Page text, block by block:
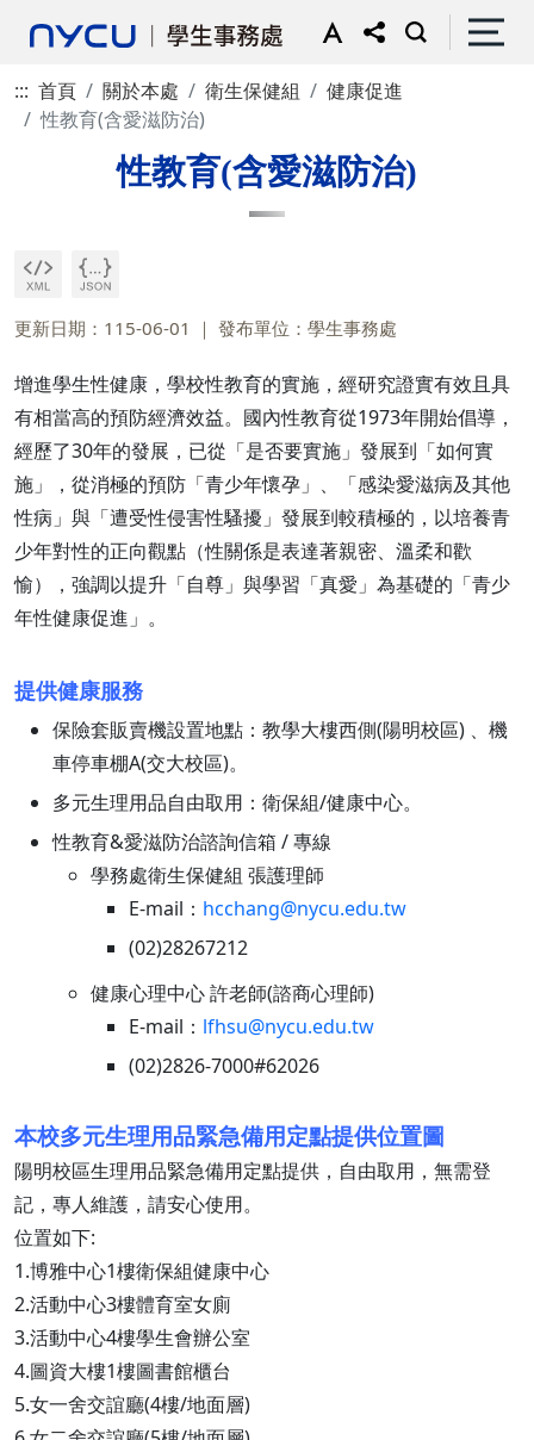
::: 首頁 關於本處 衛生保健組
健康促進
性教育(含愛滋防治)
性教育(含愛滋防治)
更新日期：115-06-01 發布單位：學生事務處
增進學生性健康，學校性教育的實施，經研究證實有效且具
有相當高的預防經濟效益。國內性教育從1973年開始倡導，
經歷了30年的發展，已從「是否要實施」發展到「如何實
施」，從消極的預防「青少年懷孕」、「感染愛滋病及其他
性病」與「遭受性侵害性騷擾」發展到較積極的，以培養青
少年對性的正向觀點（性關係是表達著親密、溫柔和歡
愉），強調以提升「自尊」與學習「真愛」為基礎的「青少
年性健康促進」。
提供健康服務
保險套販賣機設置地點：教學大樓西側(陽明校區) 、機
車停車棚A(交大校區)。
多元生理用品自由取用：衛保組/健康中心。
性教育&愛滋防治諮詢信箱 / 專線
學務處衛生保健組 張護理師
E-mail： hcchang@nycu.edu.tw
(02)28267212
健康心理中心 許老師(諮商心理師)
E-mail： lfhsu@nycu.edu.tw
(02)2826-7000#62026
本校多元生理用品緊急備用定點提供位置圖
陽明校區生理用品緊急備用定點提供，自由取用，無需登
記，專人維護，請安心使用。
位置如下:
1.博雅中心1樓衛保組健康中心
2.活動中心3樓體育室女廁
3.活動中心4樓學生會辦公室
4.圖資大樓1樓圖書館櫃台
5.女一舍交誼廳(4樓/地面層)